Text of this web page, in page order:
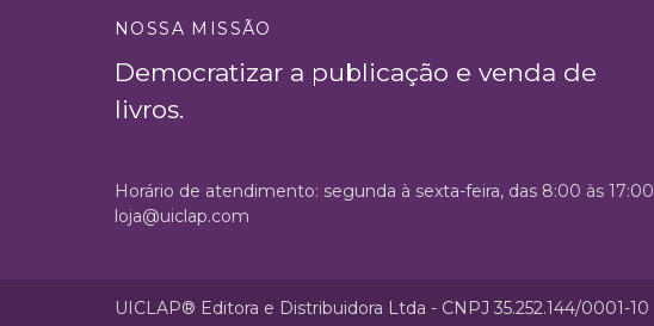
NOSSA MISSÃO
Democratizar a publicação e venda de
livros.
Horário de atendimento: segunda à sexta-feira, das 8:00 às 17:00
loja@uiclap.com
UICLAP® Editora e Distribuidora Ltda - CNPJ 35.252.144/0001-10